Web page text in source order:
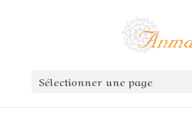
Sélectionner une page